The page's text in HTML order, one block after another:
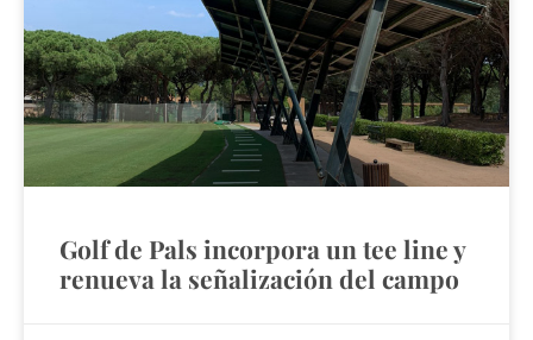
Golf de Pals incorpora un tee line y
renueva la señalización del campo